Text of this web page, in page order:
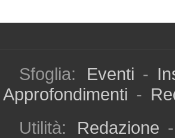
Sfoglia: Eventi -
Approfondimenti -
Utilità:
Redazione -